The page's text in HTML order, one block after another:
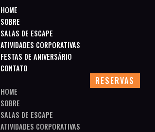
HOME
SOBRE
SALAS DE ESCAPE
ATIVIDADES CORPORATIVAS
FESTAS DE ANIVERSÁRIO
CONTATO
HOME
SOBRE
SALAS DE ESCAPE
ATIVIDADES CORPORATIVAS
RESERVAS